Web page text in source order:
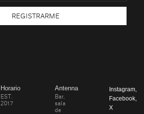
REGISTRARME
Horario
EST.
2017
Antenna
Bar,
sala
de
Instagram,
Facebook,
X